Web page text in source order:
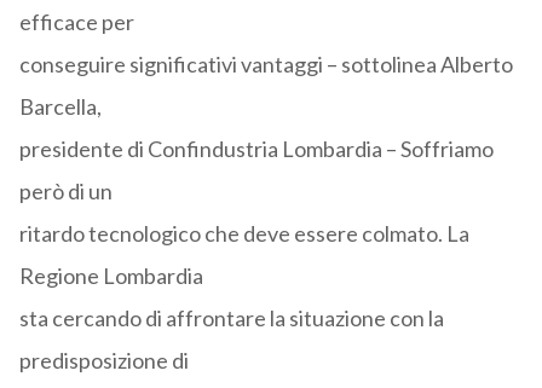
efficace per
conseguire significativi vantaggi – sottolinea Alberto
Barcella,
presidente di Confindustria Lombardia – Soffriamo
però di un
ritardo tecnologico che deve essere colmato. La
Regione Lombardia
sta cercando di affrontare la situazione con la
predisposizione di